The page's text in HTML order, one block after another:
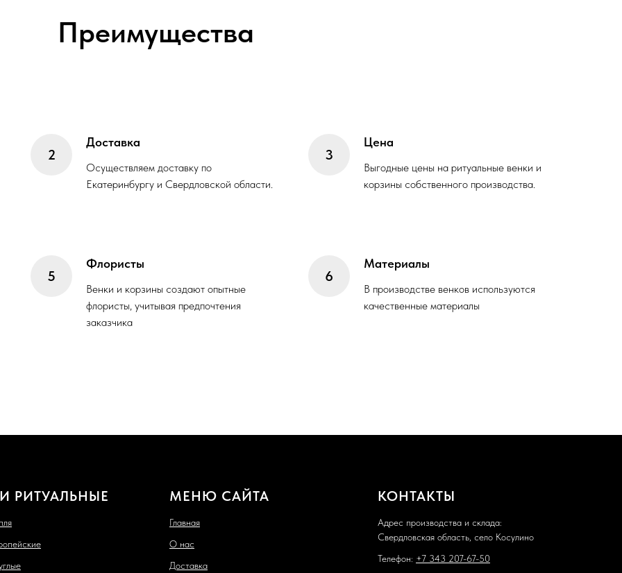
Преимущества
Доставка
Осуществляем доставку по
Екатеринбургу и Свердловской области.
Цена
Выгодные цены на ритуальные венки и
корзины собственного производства.
Флористы
Венки и корзины создают опытные
флористы, учитывая предпочтения
заказчика
Материалы
В производстве венков используются
качественные материалы
РИТУАЛЬНЫЕ МЕНЮ САЙТА
Главная
О нас
Доставка
КОНТАКТЫ
Адрес производства и склада:
Свердловская область, село Косулино
Телефон: +7 343 207-67-50